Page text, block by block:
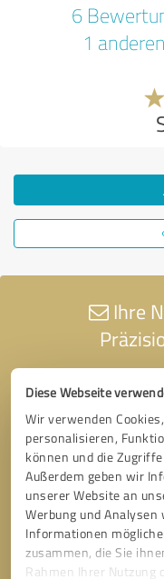
Diese Webseite
Wir verwenden
personalisieren,
können und die
Außerdem geben wir
unserer Website an
Werbung und
Informationen
zusammen, die Sie
Rahmen Ihrer Nutzung
6
1
Ihre